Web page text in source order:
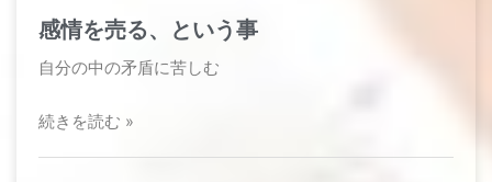
感情を売る、という事
自分の中の矛盾に苦しむ
続きを読む »